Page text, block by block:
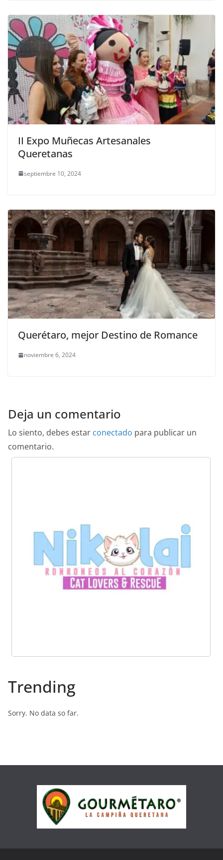
II Expo Muñecas Artesanales
Queretanas
septiembre 10, 2024
Querétaro, mejor Destino de Romance
noviembre 6, 2024
Deja un comentario
Lo siento, debes estar conectado para publicar un
comentario.
Trending
Sorry. No data so far.